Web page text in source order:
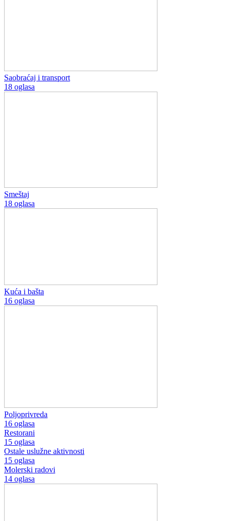
Saobraćaj i transport
18 oglasa
Smeštaj
18 oglasa
Kuća i bašta
16 oglasa
Poljoprivreda
16 oglasa
Restorani
15 oglasa
Ostale uslužne aktivnosti
15 oglasa
Molerski radovi
14 oglasa